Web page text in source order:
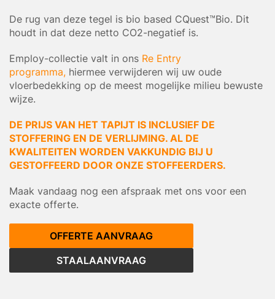
De rug van deze tegel is bio based CQuest™Bio. Dit
houdt in dat deze netto CO2-negatief is.
Employ-collectie valt in ons Re Entry
programma, hiermee verwijderen wij uw oude
vloerbedekking op de meest mogelijke milieu bewuste
wijze.
DE PRIJS VAN HET TAPIJT IS INCLUSIEF DE
STOFFERING EN DE VERLIJMING. AL DE
KWALITEITEN WORDEN VAKKUNDIG BIJ U
GESTOFFEERD DOOR ONZE STOFFEERDERS.
Maak vandaag nog een afspraak met ons voor een
exacte offerte.
OFFERTE AANVRAAG
STAALAANVRAAG